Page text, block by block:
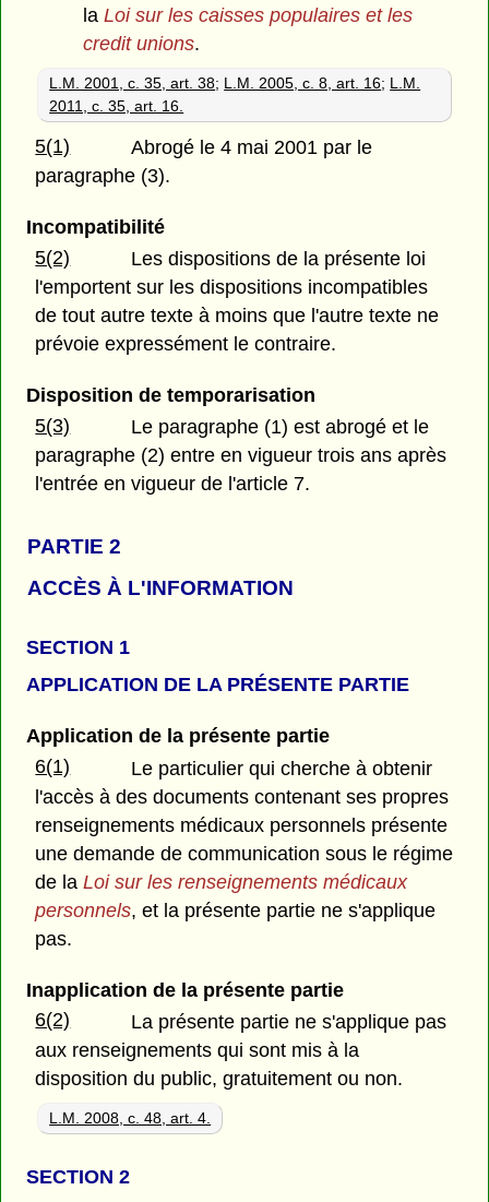
laLoi sur les caisses populaires et les
credit unions.
L.M. 2001, c. 35, art. 38; L.M. 2005, c. 8, art. 16; L.M.
2011, c. 35, art. 16.
5(1)
Abrogé le 4 mai 2001 par le
paragraphe (3).
Incompatibilité
5(2)
Les dispositions de la présente loi
l'emportent sur les dispositions incompatibles
de tout autre texte à moins que l'autre texte ne
prévoie expressément le contraire.
Disposition de temporarisation
5(3)
Le paragraphe (1) est abrogé et le
paragraphe (2) entre en vigueur trois ans après
l'entrée en vigueur de l'article 7.
PARTIE 2
ACCÈS À L'INFORMATION
SECTION 1
APPLICATION DE LA PRÉSENTE PARTIE
Application de la présente partie
6(1)
Le particulier qui cherche à obtenir
l'accès à des documents contenant ses propres
renseignements médicaux personnels présente
une demande de communication sous le régime
de laLoi sur les renseignements médicaux
personnels, et la présente partie ne s'applique
pas.
Inapplication de la présente partie
6(2)
La présente partie ne s'applique pas
aux renseignements qui sont mis à la
disposition du public, gratuitement ou non.
L.M. 2008, c. 48, art. 4.
SECTION 2